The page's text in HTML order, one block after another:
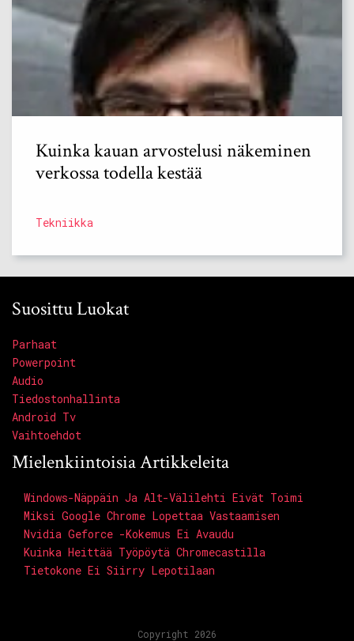
Kuinka kauan arvostelusi näkeminen
verkossa todella kestää
Tekniikka
Suosittu Luokat
Parhaat
Powerpoint
Audio
Tiedostonhallinta
Android Tv
Vaihtoehdot
Mielenkiintoisia Artikkeleita
Windows-Näppäin Ja Alt-Välilehti Eivät Toimi
Miksi Google Chrome Lopettaa Vastaamisen
Nvidia Geforce -kokemus Ei Avaudu
Kuinka Heittää Työpöytä Chromecastilla
Tietokone Ei Siirry Lepotilaan
Copyright 2026